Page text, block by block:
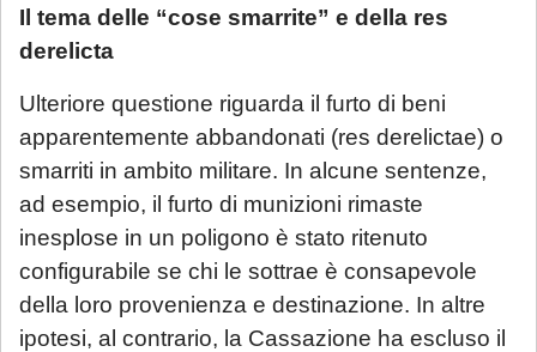
Il tema delle “cose smarrite” e della res
derelicta
Ulteriore questione riguarda il furto di beni
apparentemente abbandonati (res derelictae) o
smarriti in ambito militare. In alcune sentenze,
ad esempio, il furto di munizioni rimaste
inesplose in un poligono è stato ritenuto
configurabile se chi le sottrae è consapevole
della loro provenienza e destinazione. In altre
ipotesi, al contrario, la Cassazione ha escluso il
sarà gestita in videoconferenza a fronte di
un compenso di
che tale maggiorazione non comporta un
trattamento prioritario: l'appuntamento
sarà calendarizzato in base alla disponibilità
dei professionisti, in relazione all'urgenza
della questione posta. Se interessato, si
invita a mandare una mail con richiesta di
prenotazione.